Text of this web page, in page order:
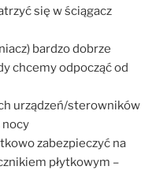
się w ściągacz
bardzo dobrze
chcemy odpocząć od
urządzeń/sterowników
nocy
zabezpieczyć na
płytkowym –